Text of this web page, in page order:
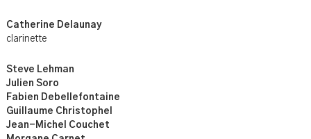
Catherine Delaunay
clarinette
Steve Lehman
Julien Soro
Fabien Debellefontaine
Guillaume Christophel
Jean-Michel Couchet